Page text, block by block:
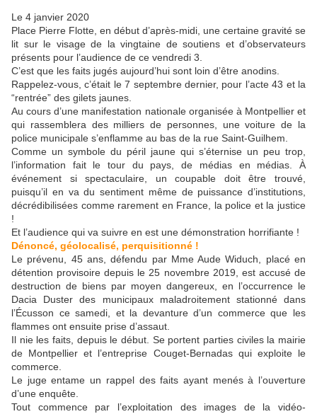
Le 4 janvier 2020
Place Pierre Flotte, en début d’après-midi, une certaine gravité se
lit sur le visage de la vingtaine de soutiens et d’observateurs
présents pour l’audience de ce vendredi 3.
C’est que les faits jugés aujourd’hui sont loin d’être anodins.
Rappelez-vous, c’était le 7 septembre dernier, pour l’acte 43 et la
“rentrée” des gilets jaunes.
Au cours d’une manifestation nationale organisée à Montpellier et
qui rassemblera des milliers de personnes, une voiture de la
police municipale s’enflamme au bas de la rue Saint-Guilhem.
Comme un symbole du péril jaune qui s’éternise un peu trop,
l’information fait le tour du pays, de médias en médias. À
événement si spectaculaire, un coupable doit être trouvé,
puisqu’il en va du sentiment même de puissance d’institutions,
décrédibilisées comme rarement en France, la police et la justice
!
Et l’audience qui va suivre en est une démonstration horrifiante !
Dénoncé, géolocalisé, perquisitionné !
Le prévenu, 45 ans, défendu par Mme Aude Widuch, placé en
détention provisoire depuis le 25 novembre 2019, est accusé de
destruction de biens par moyen dangereux, en l’occurrence le
Dacia Duster des municipaux maladroitement stationné dans
l’Écusson ce samedi, et la devanture d’un commerce que les
flammes ont ensuite prise d’assaut.
Il nie les faits, depuis le début. Se portent parties civiles la mairie
de Montpellier et l’entreprise Couget-Bernadas qui exploite le
commerce.
Le juge entame un rappel des faits ayant menés à l’ouverture
d’une enquête.
Tout commence par l’exploitation des images de la vidéo-